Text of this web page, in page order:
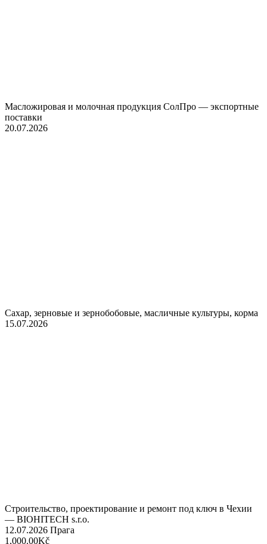
Масложировая и молочная продукция СолПро — экспортные
поставки
20.07.2026
Сахар, зерновые и зернобобовые, масличные культуры, корма
15.07.2026
Строительство, проектирование и ремонт под ключ в Чехии
— BIOHITECH s.r.o.
12.07.2026 Прага
1,000.00Kč